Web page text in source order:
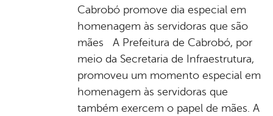
Cabrobó promove dia especial em
homenagem às servidoras que são
mães A Prefeitura de Cabrobó, por
meio da Secretaria de Infraestrutura,
promoveu um momento especial em
homenagem às servidoras que
também exercem o papel de mães. A